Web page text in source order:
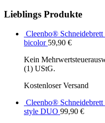
Lieblings Produkte
Cleenbo® Schneidebrett
bicolor 59,90 €
Kein
(1) UStG.
Kostenloser Versand
Cleenbo® Schneidebrett
style DUO 99,90 €